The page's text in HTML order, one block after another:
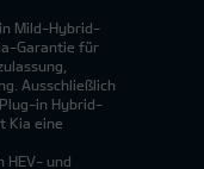
Mild-Hybrid-
Garantie für
Ausschließlich
in Hybrid-
Kia eine
HEV- und